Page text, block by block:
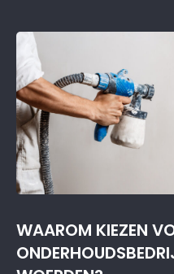
WAAROM KIEZEN